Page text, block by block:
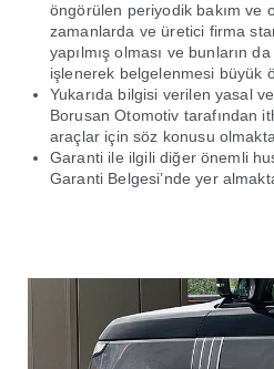
öngörülen periyodik bakım ve
zamanlarda ve üretici firma
yapılmış olması ve bunların
işlenerek belgelenmesi büyük
Yukarıda bilgisi verilen yasal
Borusan Otomotiv tarafından
araçlar için söz konusu
Garanti ile ilgili diğer önemli
Garanti Belgesi’nde yer